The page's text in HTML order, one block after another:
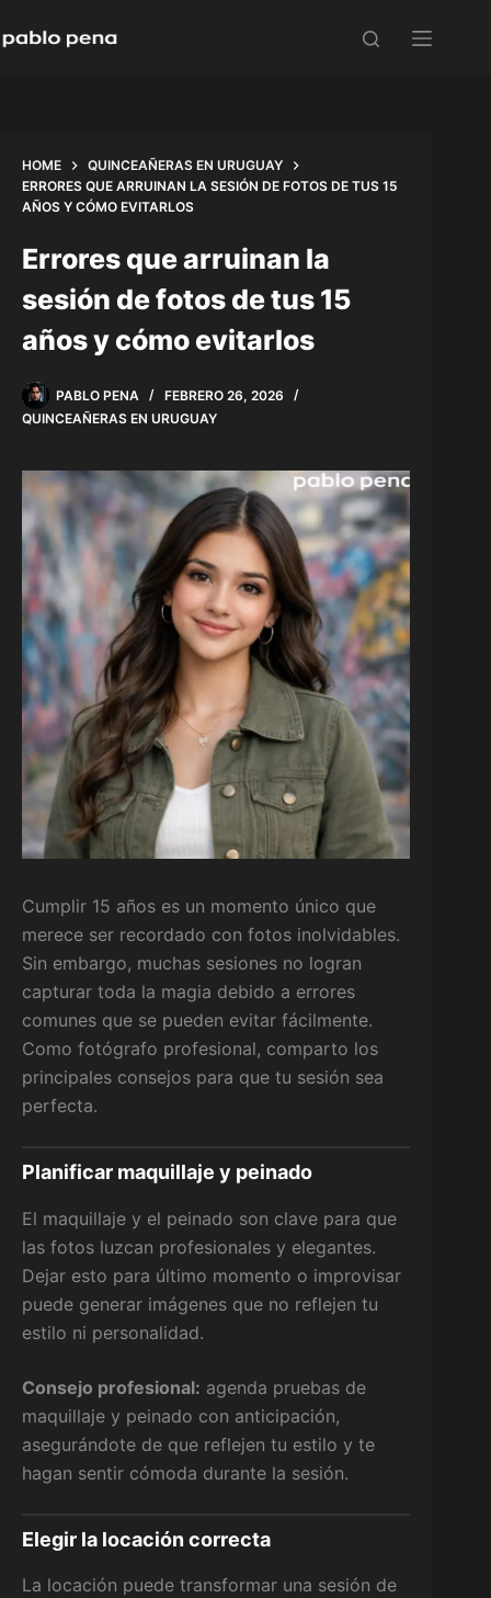
to
HOME
QUINCEAÑERAS EN URUGUAY
ERRORES QUE ARRUINAN LA SESIÓN DE FOTOS DE TUS 15
AÑOS Y CÓMO EVITARLOS
Errores que arruinan la
sesión de fotos de tus 15
años y cómo evitarlos
PABLO PENA
FEBRERO 26, 2026
QUINCEAÑERAS EN URUGUAY
Cumplir 15 años es un momento único que
merece ser recordado con fotos inolvidables.
Sin embargo, muchas sesiones no logran
capturar toda la magia debido a errores
comunes que se pueden evitar fácilmente.
Como fotógrafo profesional, comparto los
principales consejos para que tu sesión sea
perfecta.
Planificar maquillaje y peinado
El maquillaje y el peinado son clave para que
las fotos luzcan profesionales y elegantes.
Dejar esto para último momento o improvisar
puede generar imágenes que no reflejen tu
estilo ni personalidad.
Consejo profesional: agenda pruebas de
maquillaje y peinado con anticipación,
asegurándote de que reflejen tu estilo y te
hagan sentir cómoda durante la sesión.
Elegir la locación correcta
La locación puede transformar una sesión de